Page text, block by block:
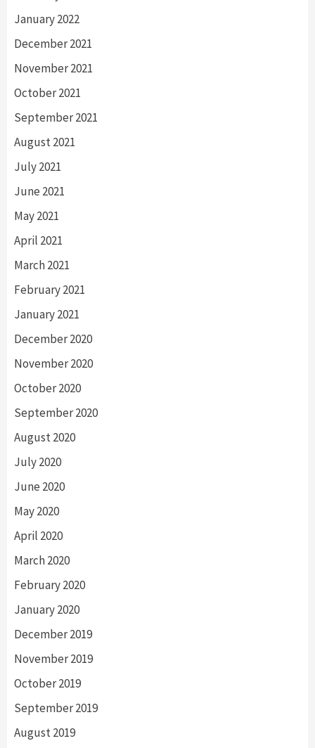
January 2022
December 2021
November 2021
October 2021
September 2021
August 2021
July 2021
June 2021
May 2021
April 2021
March 2021
February 2021
January 2021
December 2020
November 2020
October 2020
September 2020
August 2020
July 2020
June 2020
May 2020
April 2020
March 2020
February 2020
January 2020
December 2019
November 2019
October 2019
September 2019
August 2019